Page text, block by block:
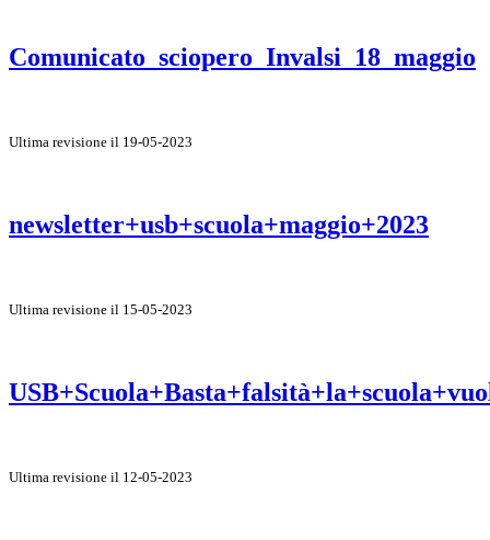
Comunicato_sciopero_Invalsi_18_maggio
Ultima revisione il 19-05-2023
newsletter+usb+scuola+maggio+2023
Ultima revisione il 15-05-2023
Ultima revisione il 12-05-2023